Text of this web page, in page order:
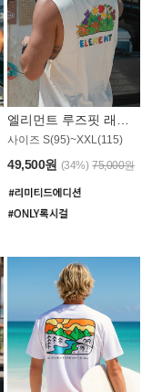
사이즈 S(95)~XXL(115)
49,500원 (34%) 75,000원